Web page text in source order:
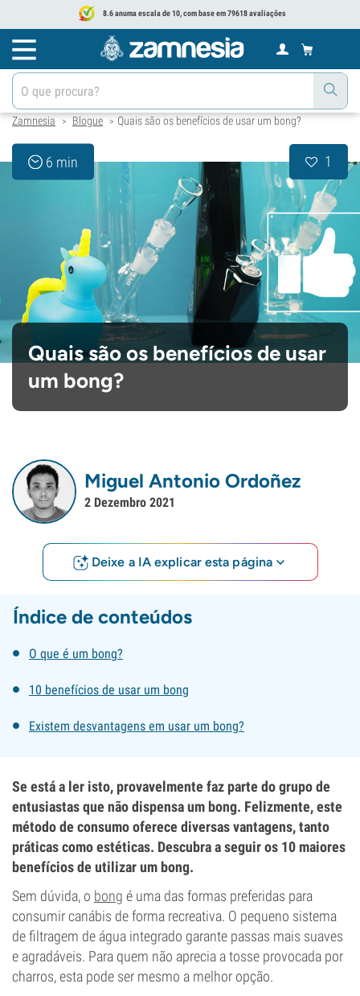
8.6 anuma escala de 10, com base em 79618 avaliações
Zamnesia > Blogue > Quais são os benefícios de usar um bong?
6 min 1
Quais são os benefícios de usar
um bong?
Miguel Antonio Ordoñez
2 Dezembro 2021
Deixe a IA explicar esta página
Índice de conteúdos
O que é um bong?
10 benefícios de usar um bong
Existem desvantagens em usar um bong?
Se está a ler isto, provavelmente faz parte do grupo de
entusiastas que não dispensa um bong. Felizmente, este
método de consumo oferece diversas vantagens, tanto
práticas como estéticas. Descubra a seguir os 10 maiores
benefícios de utilizar um bong.
Sem dúvida, o bong é uma das formas preferidas para
consumir canábis de forma recreativa. O pequeno sistema
de filtragem de água integrado garante passas mais suaves
e agradáveis. Para quem não aprecia a tosse provocada por
charros, esta pode ser mesmo a melhor opção.